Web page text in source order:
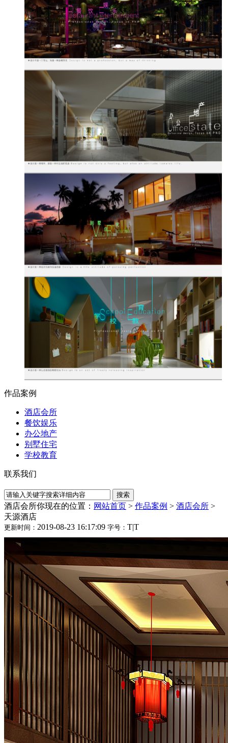
作品案例
酒店会所
餐饮娱乐
办公地产
别墅住宅
学校教育
联系我们
酒店会所你现在的位置： 网站首页 > 作品案例 > 酒店会所 >
天源酒店
更新时间： 2019-08-23 16:17:09 字号： T|T